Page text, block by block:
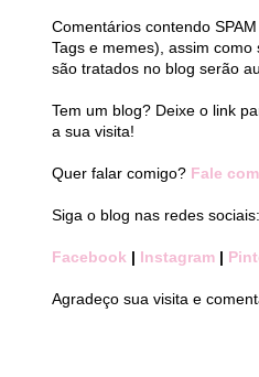
Comentários contendo
Tags e memes), assim
são tratados no blog serão
Tem um blog? Deixe o link
a sua visita!
Quer falar comigo? Fale
Siga o blog nas redes sociais:
Facebook | Instagram |
Agradeço sua visita e